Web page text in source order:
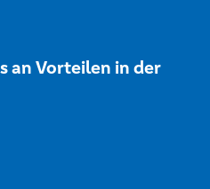
an Vorteilen in der